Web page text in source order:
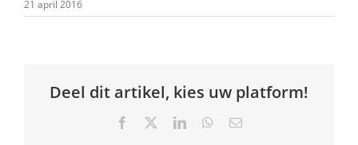
21 april 2016
Deel dit artikel, kies uw platform!
Facebook LinkedInWhatsApp
E-